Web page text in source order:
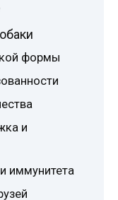
формы
и
иммунитета